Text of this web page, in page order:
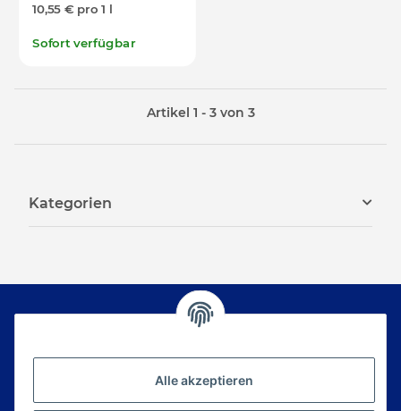
Alle akzeptieren
10,55 € pro 1 l
Sofort verfügbar
Artikel 1 - 3 von 3
Kategorien
Newsletter Abonnieren
Bitte senden Sie mir entsprechend Ihrer